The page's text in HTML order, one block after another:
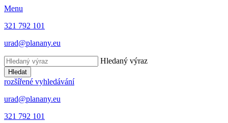
Menu
321 792 101
urad@planany.eu
Hledaný výraz
Hledat
rozšířené vyhledávání
urad@planany.eu
321 792 101